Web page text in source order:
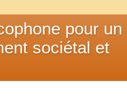
pour un
sociétal et